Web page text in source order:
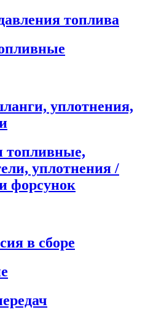
топлива
уплотнения,
топливные,
уплотнения /
форсунок
в сборе